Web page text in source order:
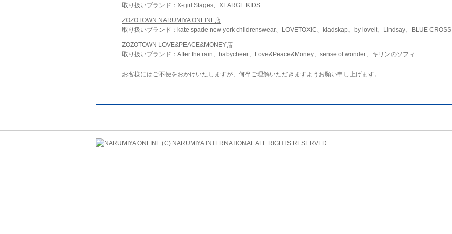
取り扱いブランド：X-girl Stages、XLARGE KIDS
ZOZOTOWN NARUMIYA ONLINE店
取り扱いブランド：kate spade new york childrenswear、LOVETOXIC、kladskap、by loveit、Lindsay、BLUE CROSS
ZOZOTOWN LOVE&PEACE&MONEY店
取り扱いブランド：After the rain、babycheer、Love&Peace&Money、sense of wonder、キリンのソフィ
お客様にはご不便をおかけいたしますが、何卒ご理解いただきますようお願い申し上げます。